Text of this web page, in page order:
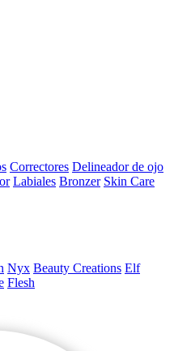
Correctores Delineador de ojo
Labiales Bronzer Skin Care
Nyx Beauty Creations Elf
Flesh